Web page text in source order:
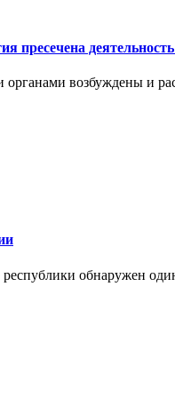
возбуждены и
обнаружен